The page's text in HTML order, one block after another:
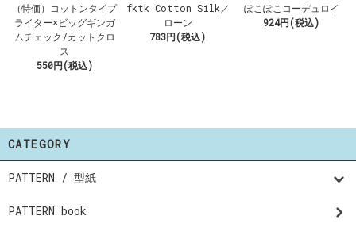
（特価）コットンタイプ
ライター×ビッグギンガ
ムチェック/カットクロ
ス
550円(税込)
fktk Cotton Silk／
ローン
783円(税込)
ぽこぽこコーデュロイ
924円(税込)
CATEGORY
PATTERN / 型紙
PATTERN book